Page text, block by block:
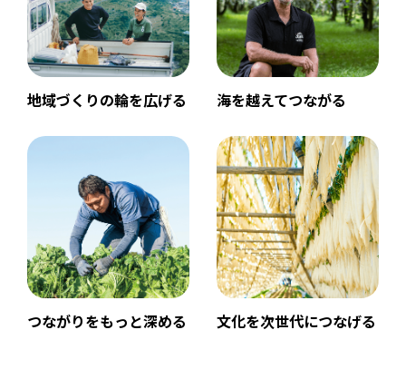
地域づくりの輪を広げる 海を越えてつながる
つながりをもっと深める 文化を次世代につなげる